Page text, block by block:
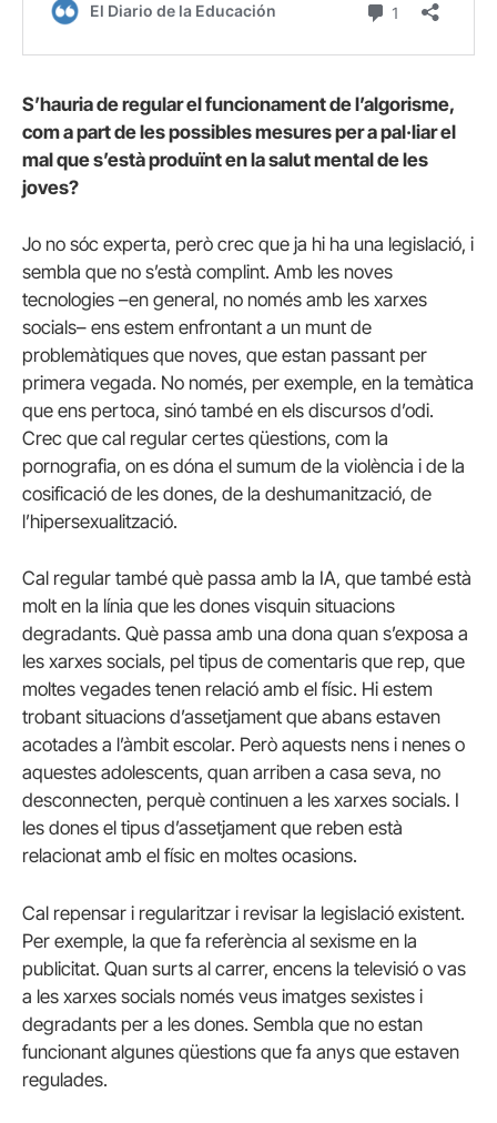
S’hauria de regular el funcionament de l’algorisme,
com a part de les possibles mesures per a pal·liar el
mal que s’està produïnt en la salut mental de les
joves?
Jo no sóc experta, però crec que ja hi ha una legislació, i
sembla que no s’està complint. Amb les noves
tecnologies –en general, no només amb les xarxes
socials– ens estem enfrontant a un munt de
problemàtiques que noves, que estan passant per
primera vegada. No només, per exemple, en la temàtica
que ens pertoca, sinó també en els discursos d’odi.
Crec que cal regular certes qüestions, com la
pornografia, on es dóna el sumum de la violència i de la
cosificació de les dones, de la deshumanització, de
l’hipersexualització.
Cal regular també què passa amb la IA, que també està
molt en la línia que les dones visquin situacions
degradants. Què passa amb una dona quan s’exposa a
les xarxes socials, pel tipus de comentaris que rep, que
moltes vegades tenen relació amb el físic. Hi estem
trobant situacions d’assetjament que abans estaven
acotades a l’àmbit escolar. Però aquests nens i nenes o
aquestes adolescents, quan arriben a casa seva, no
desconnecten, perquè continuen a les xarxes socials. I
les dones el tipus d’assetjament que reben està
relacionat amb el físic en moltes ocasions.
Cal repensar i regularitzar i revisar la legislació existent.
Per exemple, la que fa referència al sexisme en la
publicitat. Quan surts al carrer, encens la televisió o vas
a les xarxes socials només veus imatges sexistes i
degradants per a les dones. Sembla que no estan
funcionant algunes qüestions que fa anys que estaven
regulades.